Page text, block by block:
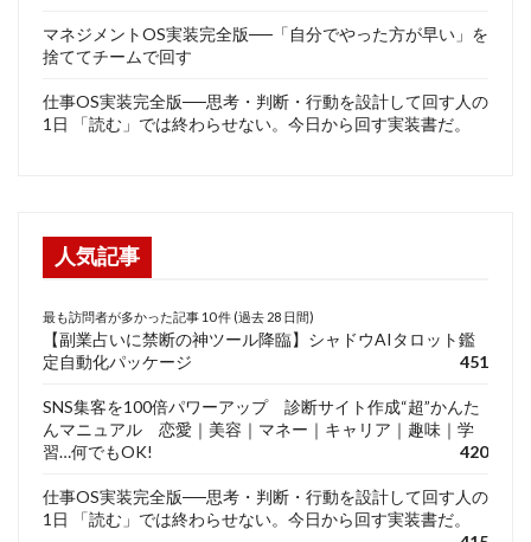
マネジメントOS実装完全版──「自分でやった方が早い」を
捨ててチームで回す
仕事OS実装完全版──思考・判断・行動を設計して回す人の
1日 「読む」では終わらせない。今日から回す実装書だ。
人気記事
最も訪問者が多かった記事 10 件 (過去 28 日間)
【副業占いに禁断の神ツール降臨】シャドウAIタロット鑑
定自動化パッケージ
451
SNS集客を100倍パワーアップ 診断サイト作成“超”かんた
んマニュアル 恋愛｜美容｜マネー｜キャリア｜趣味｜学
習…何でもOK!
420
仕事OS実装完全版──思考・判断・行動を設計して回す人の
1日 「読む」では終わらせない。今日から回す実装書だ。